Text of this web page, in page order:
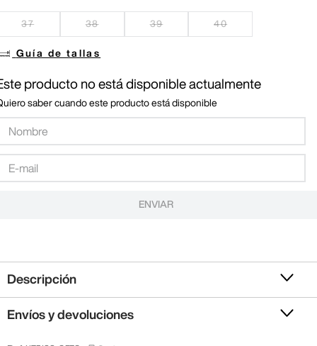
37 38 39 40
Guía de tallas
producto no está disponible actualmente
saber cuando este producto está disponible
ENVIAR
Descripción
Envíos y devoluciones